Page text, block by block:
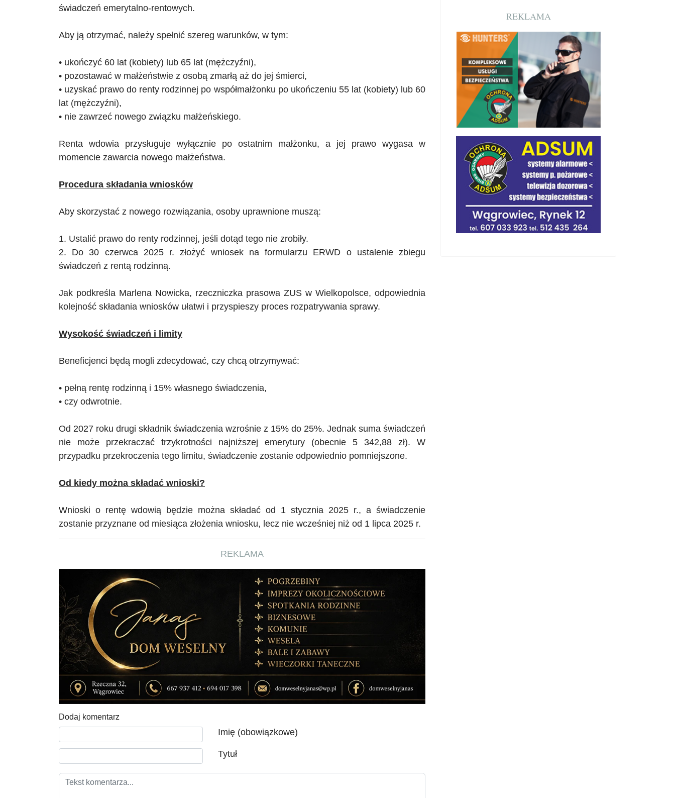
świadczeń emerytalno-rentowych.
Aby ją otrzymać, należy spełnić szereg warunków, w tym:
• ukończyć 60 lat (kobiety) lub 65 lat (mężczyźni),
• pozostawać w małżeństwie z osobą zmarłą aż do jej śmierci,
• uzyskać prawo do renty rodzinnej po współmałżonku po ukończeniu 55 lat (kobiety) lub 60
lat (mężczyźni),
• nie zawrzeć nowego związku małżeńskiego.
Renta wdowia przysługuje wyłącznie po ostatnim małżonku, a jej prawo wygasa w
momencie zawarcia nowego małżeństwa.
Procedura składania wniosków
Aby skorzystać z nowego rozwiązania, osoby uprawnione muszą:
1. Ustalić prawo do renty rodzinnej, jeśli dotąd tego nie zrobiły.
2. Do 30 czerwca 2025 r. złożyć wniosek na formularzu ERWD o ustalenie zbiegu
świadczeń z rentą rodzinną.
Jak podkreśla Marlena Nowicka, rzeczniczka prasowa ZUS w Wielkopolsce, odpowiednia
kolejność składania wniosków ułatwi i przyspieszy proces rozpatrywania sprawy.
Wysokość świadczeń i limity
Beneficjenci będą mogli zdecydować, czy chcą otrzymywać:
• pełną rentę rodzinną i 15% własnego świadczenia,
• czy odwrotnie.
Od 2027 roku drugi składnik świadczenia wzrośnie z 15% do 25%. Jednak suma świadczeń
nie może przekraczać trzykrotności najniższej emerytury (obecnie 5 342,88 zł). W
przypadku przekroczenia tego limitu, świadczenie zostanie odpowiednio pomniejszone.
Od kiedy można składać wnioski?
Wnioski o rentę wdowią będzie można składać od 1 stycznia 2025 r., a świadczenie
zostanie przyznane od miesiąca złożenia wniosku, lecz nie wcześniej niż od 1 lipca 2025 r.
REKLAMA
Dodaj komentarz
Imię (obowiązkowe)
Tytuł
Tekst komentarza
REKLAMA